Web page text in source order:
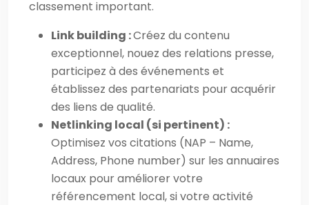
classement important.
Link building :Créez du contenu
exceptionnel, nouez des relations presse,
participez à des événements et
établissez des partenariats pour acquérir
des liens de qualité.
Netlinking local (si pertinent) :
Optimisez vos citations (NAP – Name,
Address, Phone number) sur les annuaires
locaux pour améliorer votre
référencement local, si votre activité